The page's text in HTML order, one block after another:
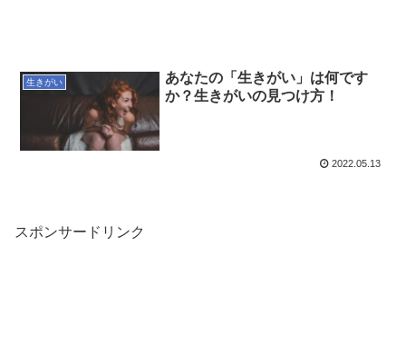
生きがい
あなたの「生きがい」は何です
か？生きがいの見つけ方！
2022.05.13
スポンサードリンク